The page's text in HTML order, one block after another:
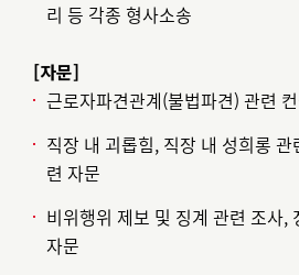
리 등 각종 형사소송
[자문]
근로자파견관계(불법파견) 관련
직장 내 괴롭힘, 직장 내 성희롱
련 자문
비위행위 제보 및 징계 관련 조사,
자문